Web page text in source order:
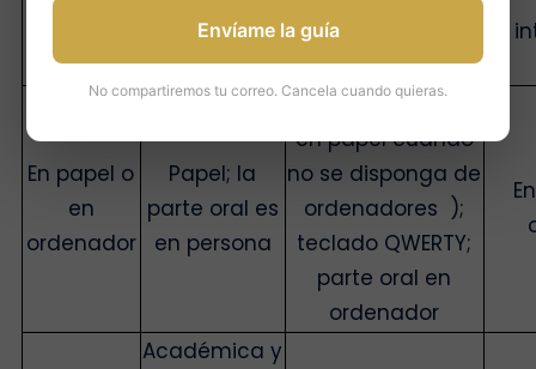
inglés
internacional
internacional
En papel o
en
ordenador
Papel; la
parte oral es
en persona
*en ordenador (o
en papel cuando
no se disponga de
ordenadores );
teclado QWERTY;
parte oral en
ordenador
Académica y
Envíame la guía
No compartiremos tu correo. Cancela cuando quieras.